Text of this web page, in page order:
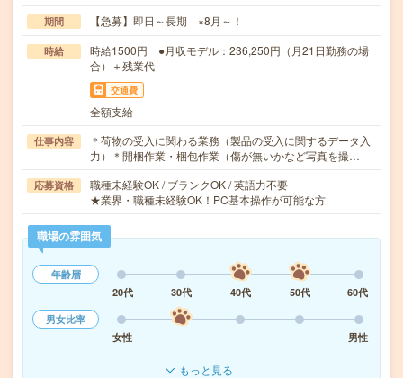
期間 【急募】即日～長期 ※8月～！
時給
時給1500円 ●月収モデル：236,250円（月21日勤務の場
合）＋残業代
交通費
全額支給
仕事内容
＊荷物の受入に関わる業務（製品の受入に関するデータ入
力）＊開梱作業・梱包作業（傷が無いかなど写真を撮…
応募資格
職種未経験OK / ブランクOK / 英語力不要
★業界・職種未経験OK！PC基本操作が可能な方
職場の雰囲気
年齢層
20代
30代 40代 50代
60代
男女比率
女性
男性
もっと見る